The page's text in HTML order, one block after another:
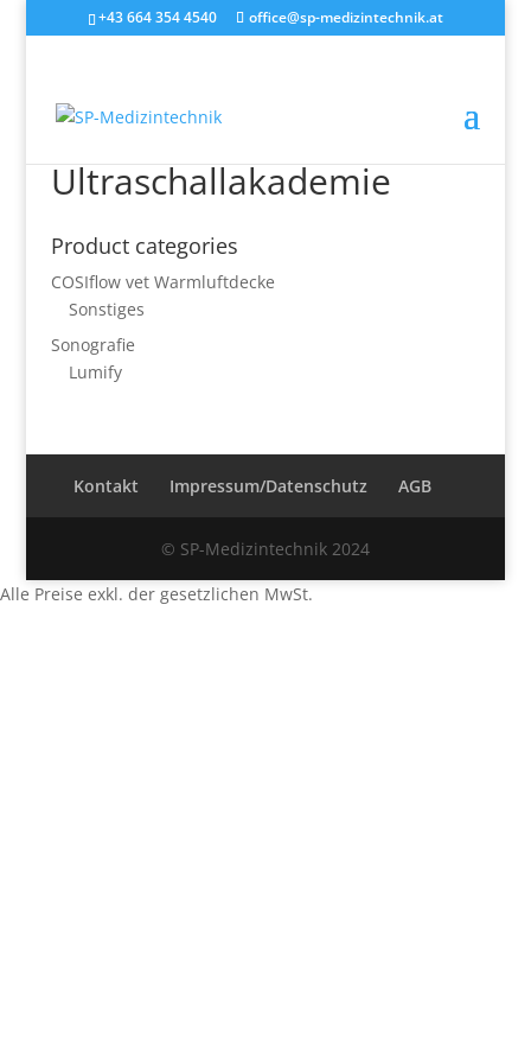
+43 664 354 4540 office@sp-medizintechnik.at
Ultraschallakademie
Product categories
COSIflow vet Warmluftdecke
Sonstiges
Sonografie
Lumify
Kontakt Impressum/Datenschutz AGB
© SP-Medizintechnik 2024
Alle Preise exkl. der gesetzlichen MwSt.